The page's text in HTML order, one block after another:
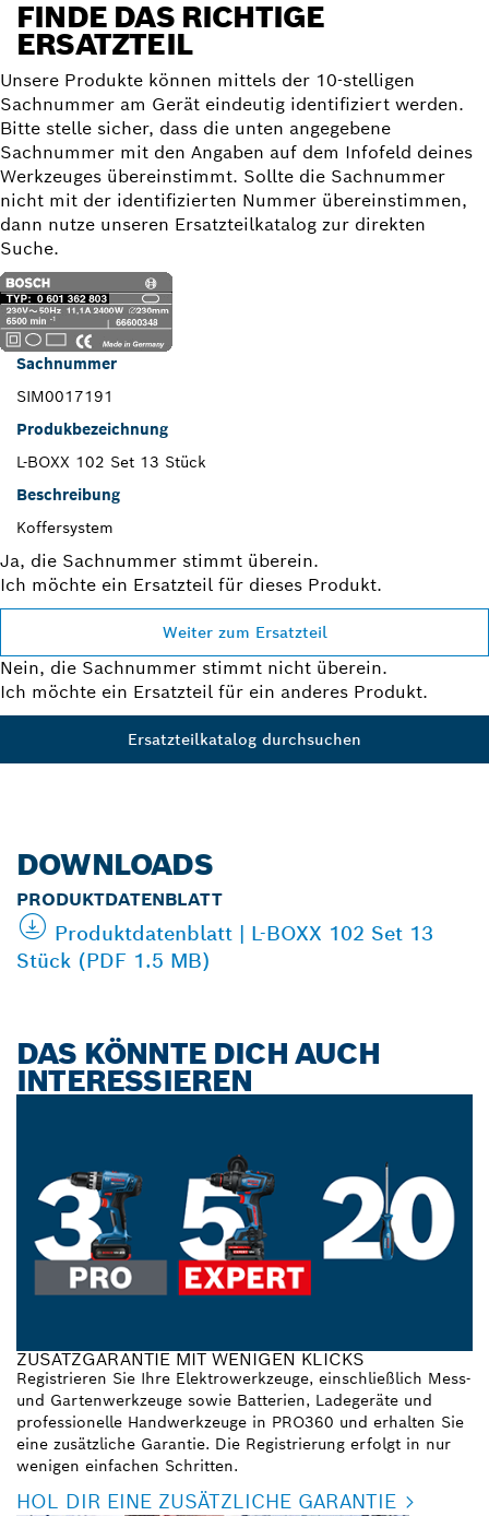
FINDE DAS RICHTIGE
ERSATZTEIL
Unsere Produkte können mittels der 10-stelligen
Sachnummer am Gerät eindeutig identifiziert werden.
Bitte stelle sicher, dass die unten angegebene
Sachnummer mit den Angaben auf dem Infofeld deines
Werkzeuges übereinstimmt. Sollte die Sachnummer
nicht mit der identifizierten Nummer übereinstimmen,
dann nutze unseren Ersatzteilkatalog zur direkten
Suche.
Sachnummer
SIM0017191
Produkbezeichnung
L-BOXX 102 Set 13 Stück
Beschreibung
Koffersystem
Ja, die Sachnummer stimmt überein.
Ich möchte ein Ersatzteil für dieses Produkt.
Weiter zum Ersatzteil
Nein, die Sachnummer stimmt nicht überein.
Ich möchte ein Ersatzteil für ein anderes Produkt.
Ersatzteilkatalog durchsuchen
DOWNLOADS
PRODUKTDATENBLATT
Produktdatenblatt | L-BOXX 102 Set 13
Stück (PDF 1.5 MB)
DAS KÖNNTE DICH AUCH
INTERESSIEREN
ZUSATZGARANTIE MIT WENIGEN KLICKS
Registrieren Sie Ihre Elektrowerkzeuge, einschließlich Mess-
und Gartenwerkzeuge sowie Batterien, Ladegeräte und
professionelle Handwerkzeuge in PRO360 und erhalten Sie
eine zusätzliche Garantie. Die Registrierung erfolgt in nur
wenigen einfachen Schritten.
HOL DIR EINE ZUSÄTZLICHE GARANTIE